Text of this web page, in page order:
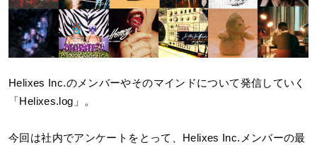
Helixes Inc.のメンバーやそのマインドについて発信していく
「Helixes.log」。
今回は社内でアンケートをとって、Helixes Inc.メンバーの最